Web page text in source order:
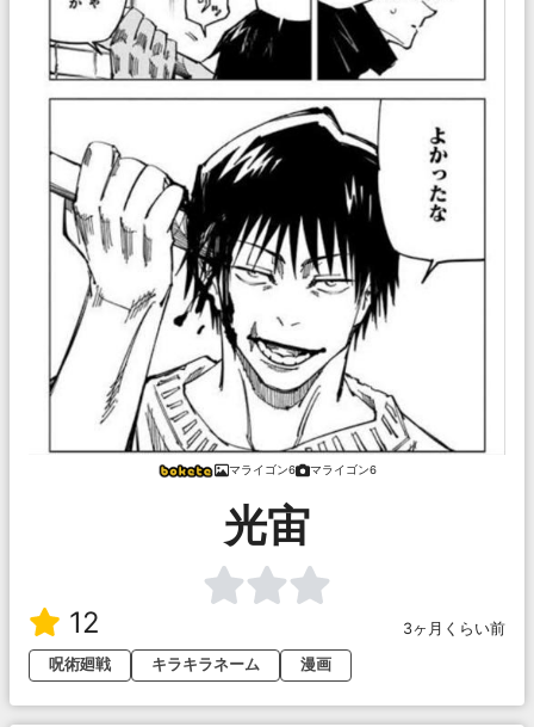
マライゴン6 マライゴン6
光宙
12
3ヶ月くらい前
呪術廻戦
キラキラネーム 漫画